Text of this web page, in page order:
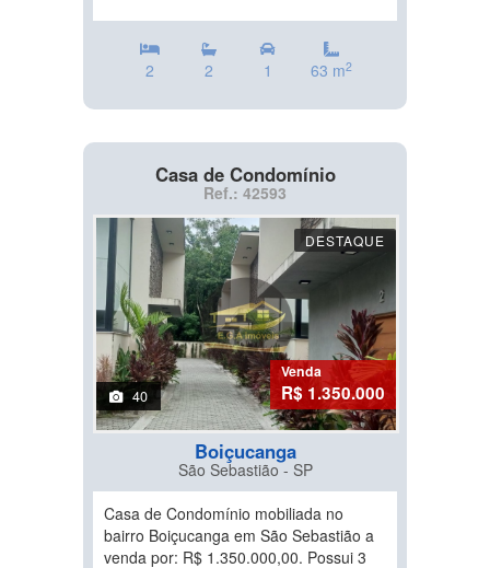
2 2 1 63 m2
Casa de Condomínio
Ref.: 42593
DESTAQUE
40
Venda
R$ 1.350.000
Boiçucanga
São Sebastião - SP
Casa de Condomínio mobiliada no
bairro Boiçucanga em São Sebastião a
venda por: R$ 1.350.000,00. Possui 3